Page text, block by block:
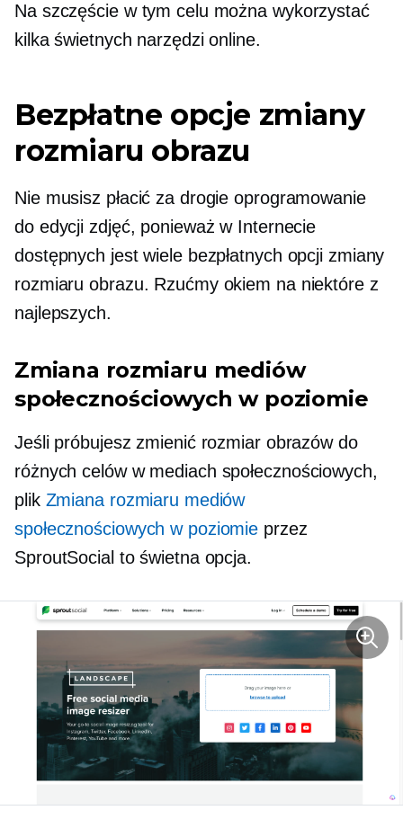
Na szczęście w tym celu można wykorzystać
kilka świetnych narzędzi online.
Bezpłatne opcje zmiany
rozmiaru obrazu
Nie musisz płacić za drogie oprogramowanie
do edycji zdjęć, ponieważ w Internecie
dostępnych jest wiele bezpłatnych opcji zmiany
rozmiaru obrazu. Rzućmy okiem na niektóre z
najlepszych.
Zmiana rozmiaru mediów
społecznościowych w poziomie
Jeśli próbujesz zmienić rozmiar obrazów do
różnych celów w mediach społecznościowych,
plik Zmiana rozmiaru mediów
społecznościowych w poziomie przez
SproutSocial to świetna opcja.